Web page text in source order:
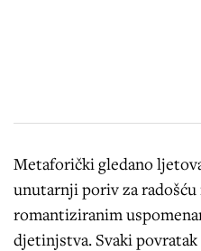
Metaforički gledano
unutarnji poriv za
romantiziranim
djetinjstva. Svaki